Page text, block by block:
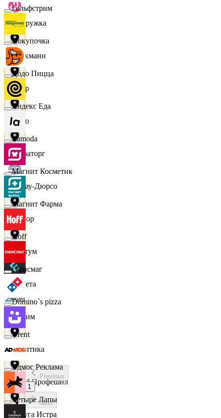
Подружка
Стокманн
Cпар
demo
Мираторг
Абрау-Дюрсо
Авиор
Альтум
Аркета
Архим
Асептика
АСМ Профешнл
Белуга Истра
Гольфстрим
Покупочка
Додо Пицца
Яндекс Еда
Lamoda
Магнит Косметик
Магнит Фарма
Hoff
Офисмаг
Domino`s pizza
Urent
Эдмос Реклама
Четыре Лапы
Previous
1
Next